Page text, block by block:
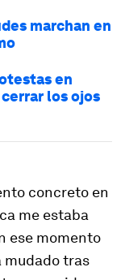
marchan en
en
los ojos
concreto en
me estaba
ese momento
mudado tras